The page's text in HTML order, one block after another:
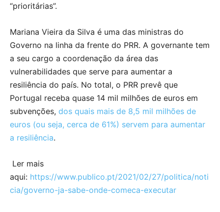
“prioritárias”.
Mariana Vieira da Silva é uma das ministras do
Governo na linha da frente do PRR. A governante tem
a seu cargo a coordenação da área das
vulnerabilidades que serve para aumentar a
resiliência do país. No total, o PRR prevê que
Portugal receba quase 14 mil milhões de euros em
subvenções, dos quais mais de 8,5 mil milhões de
euros (ou seja, cerca de 61%) servem para aumentar
a resiliência.
Ler mais
aqui: https://www.publico.pt/2021/02/27/politica/noti
cia/governo-ja-sabe-onde-comeca-executar